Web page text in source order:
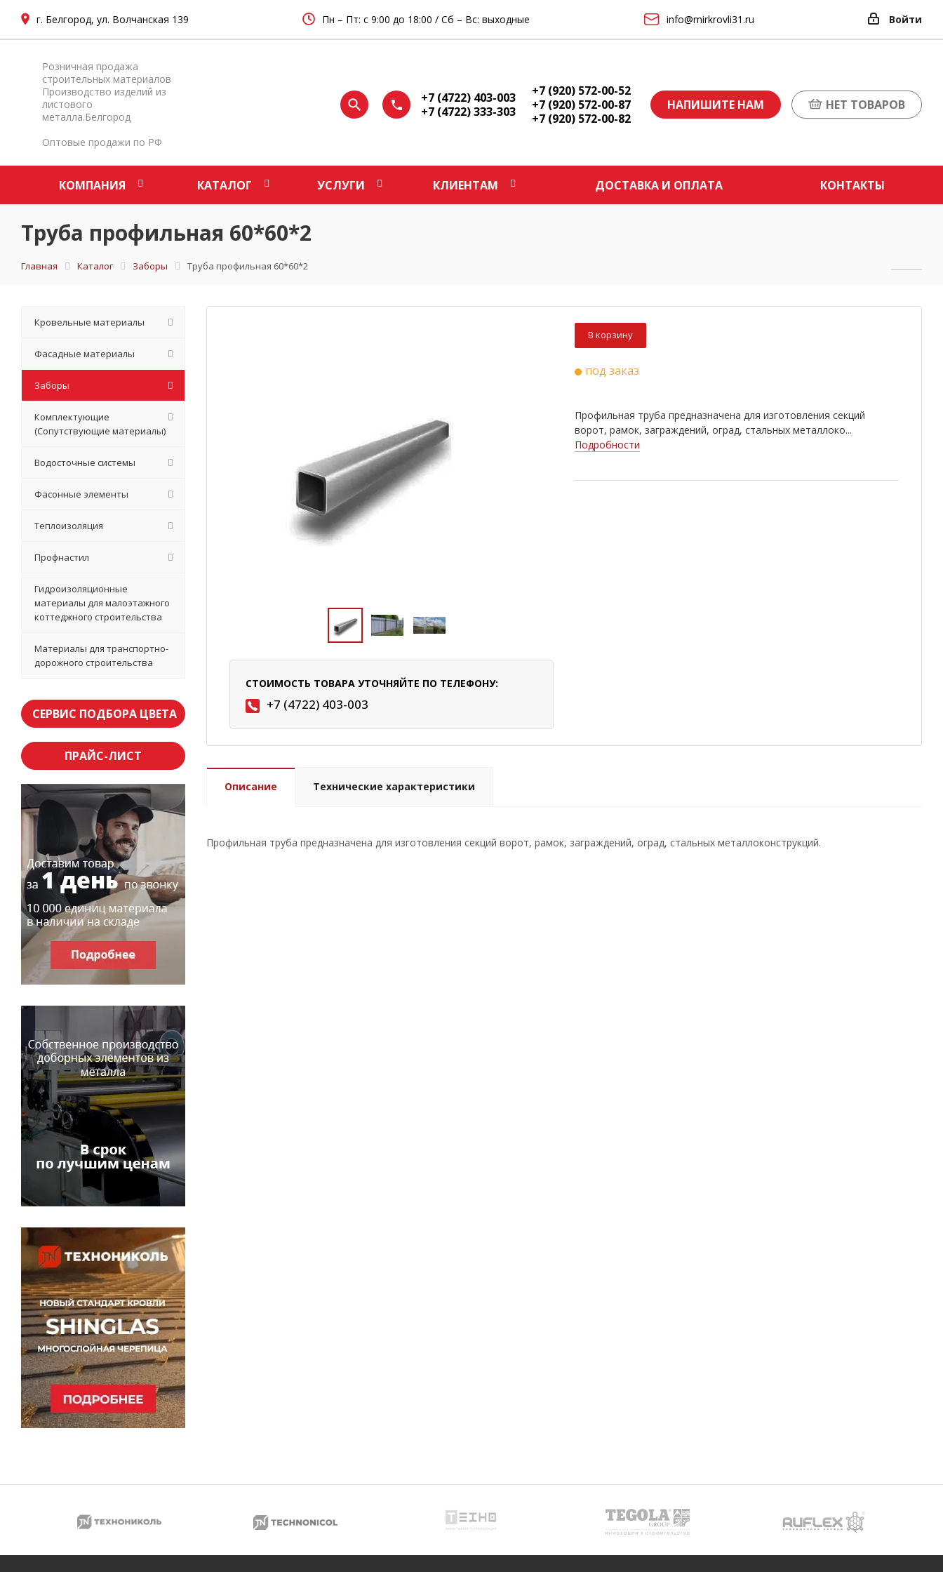
г. Белгород, ул. Волчанская 139 Пн – Пт: с 9:00 до 18:00 / Сб – Вс: выходные info@mirkrovli31.ru Войти
Розничная продажа
строительных материалов
Производство изделий из
листового
металла.Белгород
Оптовые продажи по РФ
+7 (4722) 403-003
+7 (4722) 333-303
+7 (920) 572-00-52
+7 (920) 572-00-87
+7 (920) 572-00-82
НАПИШИТЕ НАМ НЕТ ТОВАРОВ
КОМПАНИЯ КАТАЛОГ УСЛУГИ КЛИЕНТАМ ДОСТАВКА И ОПЛАТА КОНТАКТЫ
Труба профильная 60*60*2
Главная Каталог Заборы Труба профильная 60*60*2
СТОИМОСТЬ ТОВАРА УТОЧНЯЙТЕ ПО ТЕЛЕФОНУ:
+7 (4722) 403-003
В корзину
под заказ
Профильная труба предназначена для изготовления секций
ворот, рамок, заграждений, оград, стальных металлоко...
Подробности
Описание Технические характеристики
Профильная труба предназначена для изготовления секций ворот, рамок, заграждений, оград, стальных металлоконструкций.
Кровельные материалы
Фасадные материалы
Заборы
Комплектующие
(Сопутствующие материалы)
Водосточные системы
Фасонные элементы
Теплоизоляция
Профнастил
Гидроизоляционные
материалы для малоэтажного
коттеджного строительства
Материалы для транспортно-
дорожного строительства
СЕРВИС ПОДБОРА ЦВЕТА
ПРАЙС-ЛИСТ